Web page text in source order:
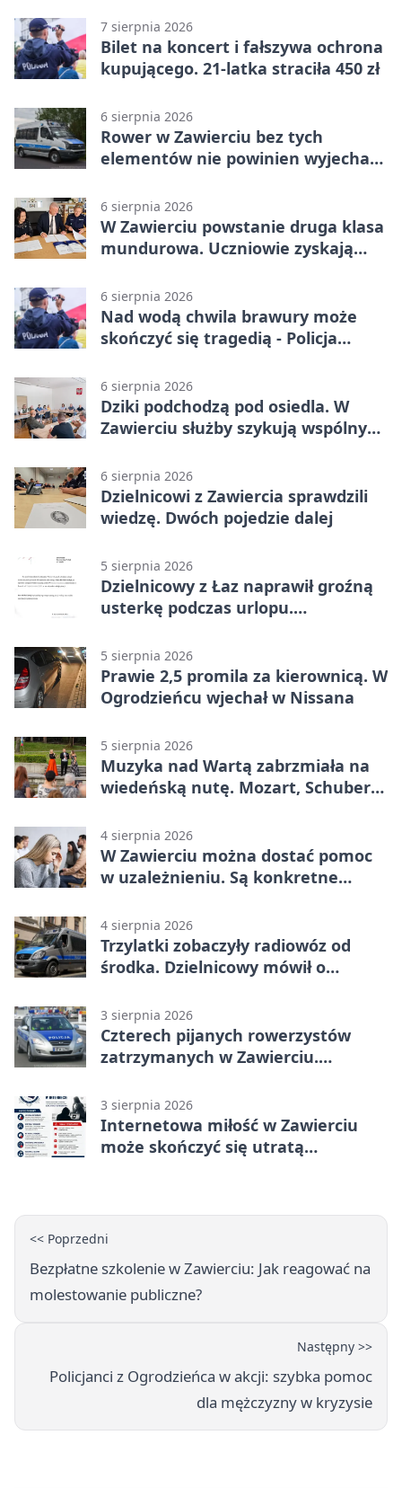
7 sierpnia 2026
Bilet na koncert i fałszywa ochrona
kupującego. 21-latka straciła 450 zł
6 sierpnia 2026
Rower w Zawierciu bez tych
elementów nie powinien wyjechać
6 sierpnia 2026
W Zawierciu powstanie druga klasa
mundurowa. Uczniowie zyskają
6 sierpnia 2026
Nad wodą chwila brawury może
skończyć się tragedią - Policja
6 sierpnia 2026
Dziki podchodzą pod osiedla. W
Zawierciu służby szykują wspólny
6 sierpnia 2026
Dzielnicowi z Zawiercia sprawdzili
wiedzę. Dwóch pojedzie dalej
5 sierpnia 2026
Dzielnicowy z Łaz naprawił groźną
usterkę podczas urlopu.
5 sierpnia 2026
Prawie 2,5 promila za kierownicą. W
Ogrodzieńcu wjechał w Nissana
5 sierpnia 2026
Muzyka nad Wartą zabrzmiała na
wiedeńską nutę. Mozart, Schubert i
4 sierpnia 2026
W Zawierciu można dostać pomoc
w uzależnieniu. Są konkretne
4 sierpnia 2026
Trzylatki zobaczyły radiowóz od
środka. Dzielnicowy mówił o
3 sierpnia 2026
Czterech pijanych rowerzystów
zatrzymanych w Zawierciu.
3 sierpnia 2026
Internetowa miłość w Zawierciu
może skończyć się utratą
<< Poprzedni
Bezpłatne szkolenie w Zawierciu: Jak reagować na
molestowanie publiczne?
Następny >>
Policjanci z Ogrodzieńca w akcji: szybka pomoc
dla mężczyzny w kryzysie